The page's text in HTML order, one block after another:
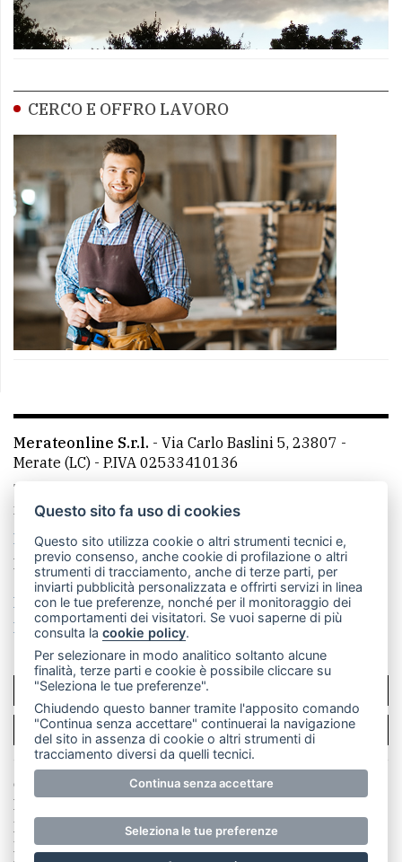
CERCO E OFFRO LAVORO
Merateonline S.r.l. - Via Carlo Baslini 5, 23807 -
Merate (LC) - P.IVA 02533410136
Telefono:
mail: redazione@merateonline.it
La redazione
CasateOnline LeccoOnline
RSS
Made by VIP
Privacy policy
Cookie policy
Rivedi le tue scelte sui cookie
SCRIVICI
PER LA TUA PUBBLICITÀ
© Copyright Merateonline S.r.l. - Tutti i diritti riservati.
E' proibita la riproduzione e pubblicazione anche
parziale di testi, articoli e immagini senza la
preventiva autorizzazione scritta dell'editore. RI Lecco
Questo sito fa uso di cookies
Questo sito utilizza cookie o altri strumenti tecnici e,
previo consenso, anche cookie di profilazione o altri
strumenti di tracciamento, anche di terze parti, per
inviarti pubblicità personalizzata e offrirti servizi in linea
con le tue preferenze, nonché per il monitoraggio dei
comportamenti dei visitatori. Se vuoi saperne di più
consulta lacookie policy.
Per selezionare in modo analitico soltanto alcune
finalità, terze parti e cookie è possibile cliccare su
"Seleziona le tue preferenze".
Chiudendo questo banner tramite l'apposito comando
"Continua senza accettare" continuerai la navigazione
del sito in assenza di cookie o altri strumenti di
tracciamento diversi da quelli tecnici.
Continua senza accettare
Seleziona le tue preferenze